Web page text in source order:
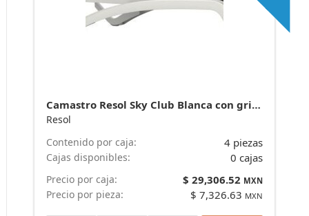
Camastro Resol Sky Club Blanca con gris-negro. Venta por caja de 4 piezas. marca Resol
Resol
Contenido por caja:
4 piezas
Cajas disponibles: 0 cajas
Precio por caja: $ 29,306.52 MXN
Precio por pieza: $ 7,326.63 MXN